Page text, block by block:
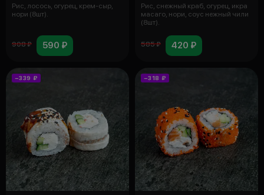
Рис, лосось, огурец, крем-сыр,
нори (8шт).
908 ₽ 590 ₽
Рис, снежный краб, огурец, икра
масаго, нори, соус нежный чили
(8шт).
585 ₽ 420 ₽
−339 ₽ −318 ₽